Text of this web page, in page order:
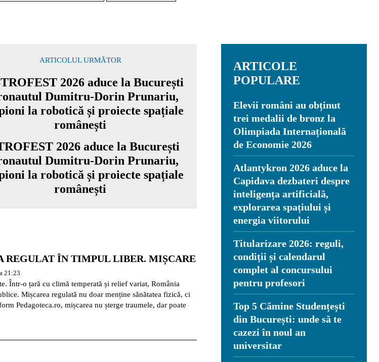
ARTICOLUL URMĂTOR
2026 aduce la București
Dumitru-Dorin Prunariu,
la robotică și proiecte spațiale
românești
REGULAT ÎN TIMPUL LIBER. MIȘCARE
21:23
Într-o țară cu climă temperată și relief variat, România
Mișcarea regulată nu doar menține sănătatea fizică, ci
Pedagoteca.ro, mișcarea nu șterge traumele, dar poate
ARTICOLE
POPULARE
Elevii români au obținut
trei medalii de bronz la
Olimpiada Internațională
de Economie 2026
Atlantykron 2026 aduce la
Capidava dezbateri despre
inteligența artificială,
explorarea spațiului și
energia viitorului
Titularizare 2026: reguli,
condiții și calendarul
complet al concursului
pentru profesori
Top 5 Cămine Studențești
din București: unde să te
cazezi în noul an
universitar